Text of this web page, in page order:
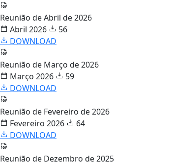
Reunião de Abril de 2026
Abril 2026
56
DOWNLOAD
Reunião de Março de 2026
Março 2026
59
DOWNLOAD
Reunião de Fevereiro de 2026
Fevereiro 2026
64
DOWNLOAD
Reunião de Dezembro de 2025